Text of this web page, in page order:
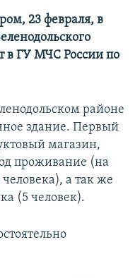
23 февраля, в
в ГУ МЧС России по
районе
здание. Первый
магазин,
проживание (на
а так же
(5 человек).